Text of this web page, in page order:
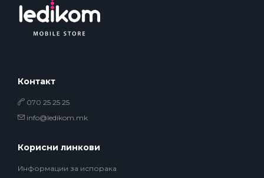
Контакт
070 25 25 25
info@ledikom.mk
Корисни линкови
Информации за испорака